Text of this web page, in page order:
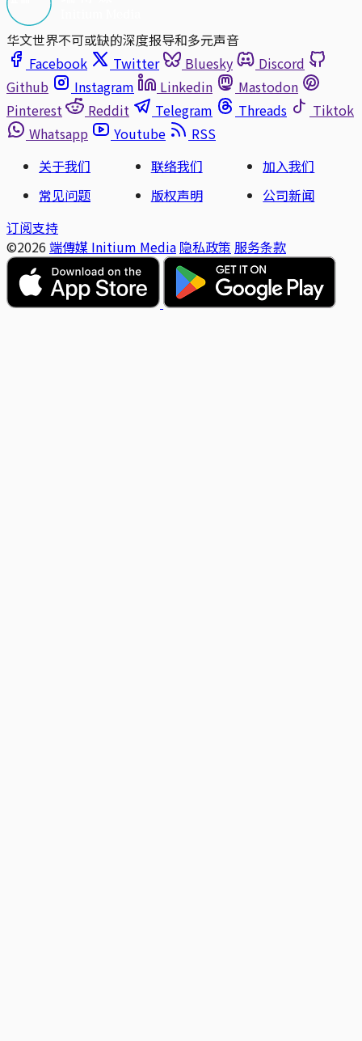
华文世界不可或缺的深度报导和多元声音
Facebook
Twitter Bluesky
Discord
Github
Instagram Linkedin
Mastodon
Pinterest
Reddit Telegram Threads
Tiktok
Whatsapp
Youtube
RSS
关于我们
联络我们
加入我们
常见问题
版权声明
公司新闻
订阅支持
©2026 端傳媒 Initium Media 隐私政策 服务条款